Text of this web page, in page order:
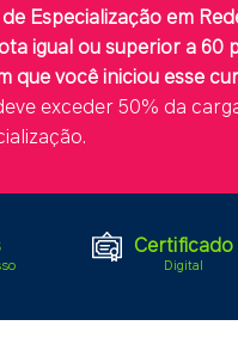
Especialização em
igual ou superior a 60
que você iniciou esse
exceder 50% da
Certificado
Digital